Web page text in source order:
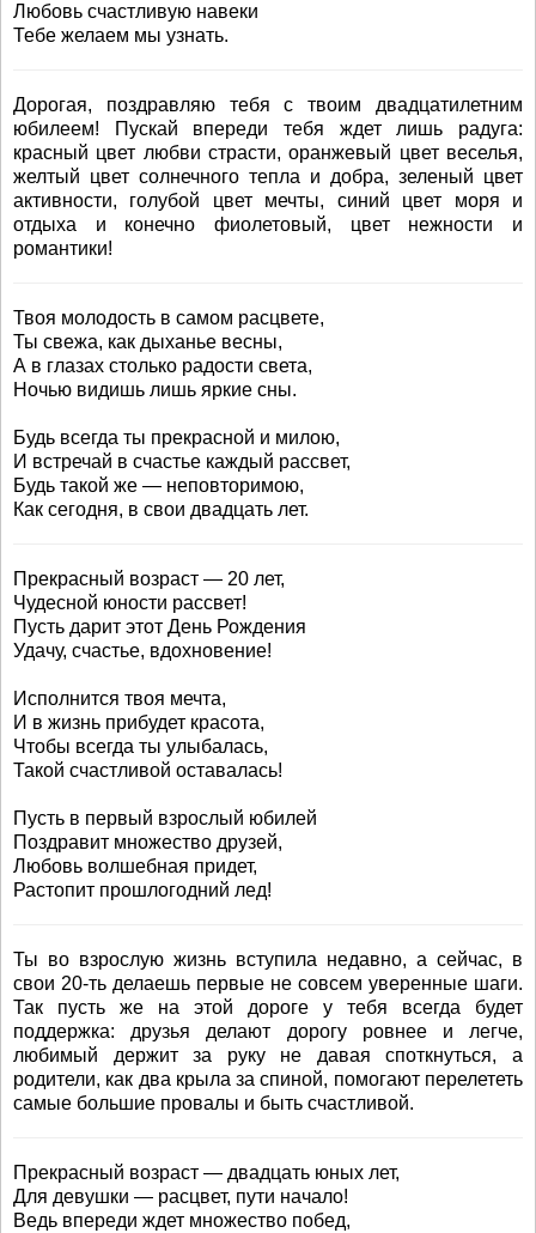
Любовь счастливую навеки
Тебе желаем мы узнать.
Дорогая, поздравляю тебя с твоим двадцатилетним
юбилеем! Пускай впереди тебя ждет лишь радуга:
красный цвет любви страсти, оранжевый цвет веселья,
желтый цвет солнечного тепла и добра, зеленый цвет
активности, голубой цвет мечты, синий цвет моря и
отдыха и конечно фиолетовый, цвет нежности и
романтики!
Твоя молодость в самом расцвете,
Ты свежа, как дыханье весны,
А в глазах столько радости света,
Ночью видишь лишь яркие сны.
Будь всегда ты прекрасной и милою,
И встречай в счастье каждый рассвет,
Будь такой же — неповторимою,
Как сегодня, в свои двадцать лет.
Прекрасный возраст — 20 лет,
Чудесной юности рассвет!
Пусть дарит этот День Рождения
Удачу, счастье, вдохновение!
Исполнится твоя мечта,
И в жизнь прибудет красота,
Чтобы всегда ты улыбалась,
Такой счастливой оставалась!
Пусть в первый взрослый юбилей
Поздравит множество друзей,
Любовь волшебная придет,
Растопит прошлогодний лед!
Ты во взрослую жизнь вступила недавно, а сейчас, в
свои 20-ть делаешь первые не совсем уверенные шаги.
Так пусть же на этой дороге у тебя всегда будет
поддержка: друзья делают дорогу ровнее и легче,
любимый держит за руку не давая споткнуться, а
родители, как два крыла за спиной, помогают перелететь
самые большие провалы и быть счастливой.
Прекрасный возраст — двадцать юных лет,
Для девушки — расцвет, пути начало!
Ведь впереди ждет множество побед,